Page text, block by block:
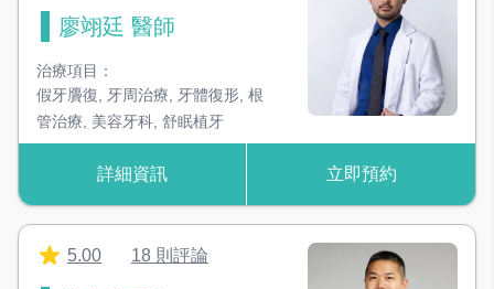
3D 電腦斷層掃描
可呈現骨頭3D影像，提升手術成功率！
3D 數位X光機
基礎X光影像，是判斷蛀牙、牙周病重要依據
冷光美白機
加速美白藥劑的反應，達到美白效果
廖翊廷 醫師
治療項目：
假牙贗復
牙周治療 牙體復形 根
管治療
美容牙科 舒眠植牙
詳細資訊 立即預約
5.00 18 則評論